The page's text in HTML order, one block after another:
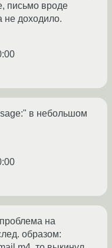
письмо вроде
не доходило.
в небольшом
на
образом: